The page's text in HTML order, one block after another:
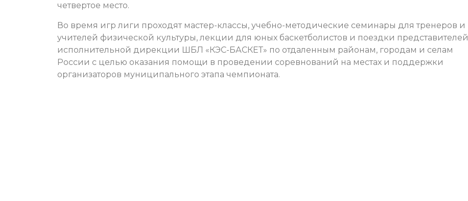
четвертое место.
Во время игр лиги проходят мастер-классы, учебно-методические семинары для тренеров и
учителей физической культуры, лекции для юных баскетболистов и поездки представителей
исполнительной дирекции ШБЛ «КЭС-БАСКЕТ» по отдаленным районам, городам и селам
России с целью оказания помощи в проведении соревнований на местах и поддержки
организаторов муниципального этапа чемпионата.